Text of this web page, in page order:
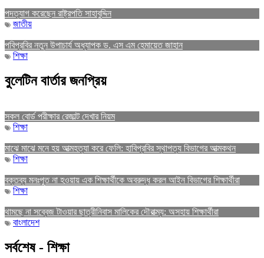
পদত্যাগ করেছেন রাষ্ট্রপতি সাহাবুদ্দিন
জাতীয়
পবিপ্রবির নতুন উপাচার্য অধ্যাপক ড. এস এম হেমায়েত জাহান
শিক্ষা
বুলেটিন বার্তার জনপ্রিয়
সকল বোর্ড পরীক্ষার রেজাল্ট দেখার নিয়ম
শিক্ষা
মাঝে মাঝে মনে হয় আত্মহত্যা করে ফেলি: হাবিপ্রবির স্থাপত্য বিভাগের আত্মকথন
শিক্ষা
বক্তব্য মনঃপুত না হওয়ায় এক শিক্ষার্থীকে অবরুদ্ধ করল আইন বিভাগের শিক্ষার্থীরা
শিক্ষা
থামছে না সব্বেজ টাওয়ার ছাত্রীনিবাস মালিকের দৌরাত্ম্য: অসহায় শিক্ষার্থীরা
বাংলাদেশ
সর্বশেষ - শিক্ষা